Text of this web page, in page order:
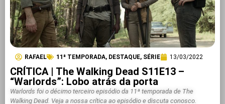
RAFAEL 11ª TEMPORADA, DESTAQUE, SÉRIE 13/03/2022
CRÍTICA | The Walking Dead S11E13 –
“Warlords”: Lobo atrás da porta
Warlords foi o décimo terceiro episódio da 11ª temporada de The
Walking Dead. Veja a nossa crítica ao episódio e discuta conosco.